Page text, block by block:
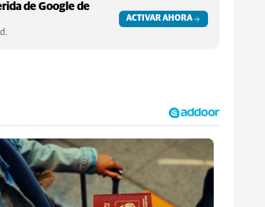
de Google de
ACTIVAR AHORA